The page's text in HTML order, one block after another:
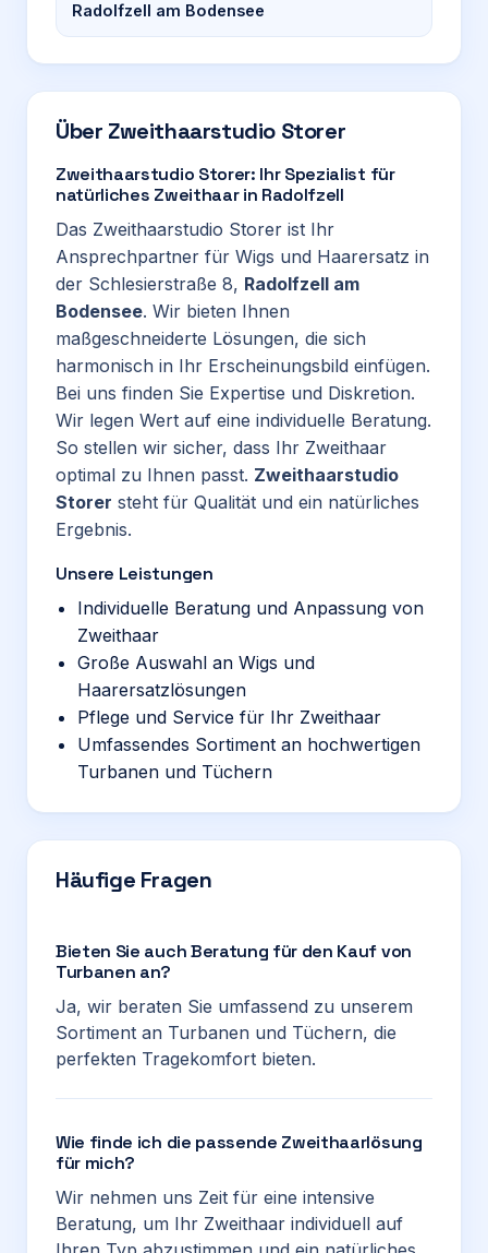
Radolfzell am Bodensee
Über Zweithaarstudio Storer
Zweithaarstudio Storer: Ihr Spezialist für
natürliches Zweithaar in Radolfzell
Das Zweithaarstudio Storer ist Ihr
Ansprechpartner für Wigs und Haarersatz in
der Schlesierstraße 8, Radolfzell am
Bodensee. Wir bieten Ihnen
maßgeschneiderte Lösungen, die sich
harmonisch in Ihr Erscheinungsbild einfügen.
Bei uns finden Sie Expertise und Diskretion.
Wir legen Wert auf eine individuelle Beratung.
So stellen wir sicher, dass Ihr Zweithaar
optimal zu Ihnen passt. Zweithaarstudio
Storer steht für Qualität und ein natürliches
Ergebnis.
Unsere Leistungen
Individuelle Beratung und Anpassung von
Zweithaar
Große Auswahl an Wigs und
Haarersatzlösungen
Pflege und Service für Ihr Zweithaar
Umfassendes Sortiment an hochwertigen
Turbanen und Tüchern
Häufige Fragen
Bieten Sie auch Beratung für den Kauf von
Turbanen an?
Ja, wir beraten Sie umfassend zu unserem
Sortiment an Turbanen und Tüchern, die
perfekten Tragekomfort bieten.
Wie finde ich die passende Zweithaarlösung
für mich?
Wir nehmen uns Zeit für eine intensive
Beratung, um Ihr Zweithaar individuell auf